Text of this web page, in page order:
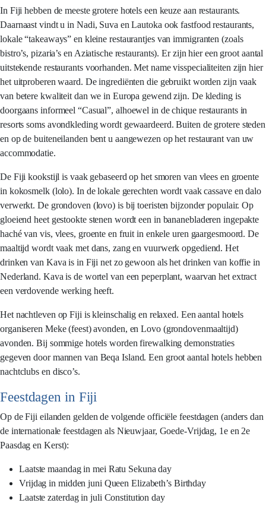
In Fiji hebben de meeste grotere hotels een keuze aan restaurants.
Daarnaast vindt u in Nadi, Suva en Lautoka ook fastfood restaurants,
lokale “takeaways” en kleine restaurantjes van immigranten (zoals
bistro’s, pizaria’s en Aziatische restaurants). Er zijn hier een groot aantal
uitstekende restaurants voorhanden. Met name visspecialiteiten zijn hier
het uitproberen waard. De ingrediënten die gebruikt worden zijn vaak
van betere kwaliteit dan we in Europa gewend zijn. De kleding is
doorgaans informeel “Casual”, alhoewel in de chique restaurants in
resorts soms avondkleding wordt gewaardeerd. Buiten de grotere steden
en op de buiteneilanden bent u aangewezen op het restaurant van uw
accommodatie.
De Fiji kookstijl is vaak gebaseerd op het smoren van vlees en groente
in kokosmelk (lolo). In de lokale gerechten wordt vaak cassave en dalo
verwerkt. De grondoven (lovo) is bij toeristen bijzonder populair. Op
gloeiend heet gestookte stenen wordt een in bananebladeren ingepakte
haché van vis, vlees, groente en fruit in enkele uren gaargesmoord. De
maaltijd wordt vaak met dans, zang en vuurwerk opgediend. Het
drinken van Kava is in Fiji net zo gewoon als het drinken van koffie in
Nederland. Kava is de wortel van een peperplant, waarvan het extract
een verdovende werking heeft.
Het nachtleven op Fiji is kleinschalig en relaxed. Een aantal hotels
organiseren Meke (feest) avonden, en Lovo (grondovenmaaltijd)
avonden. Bij sommige hotels worden firewalking demonstraties
gegeven door mannen van Beqa Island. Een groot aantal hotels hebben
nachtclubs en disco’s.
Feestdagen in Fiji
Op de Fiji eilanden gelden de volgende officiële feestdagen (anders dan
de internationale feestdagen als Nieuwjaar, Goede-Vrijdag, 1e en 2e
Paasdag en Kerst):
Laatste maandag in mei Ratu Sekuna day
Vrijdag in midden juni Queen Elizabeth’s Birthday
Laatste zaterdag in juli Constitution day